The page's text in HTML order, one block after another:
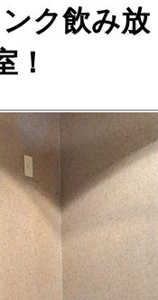
ク飲み放
！